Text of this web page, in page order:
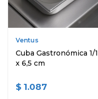
Ventus
Cuba Gastronómica 1/1
x 6,5 cm
$ 1.087